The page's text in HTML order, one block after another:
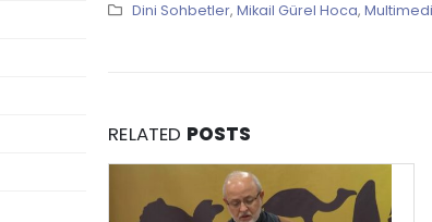
Dini Sohbetler, Mikail Gürel Hoca,
RELATED POSTS